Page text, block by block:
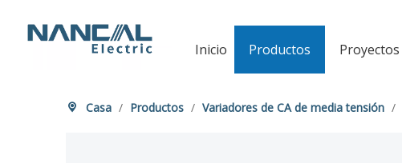
Inicio Productos Proyectos
Casa / Productos / Variadores de CA de media tensión /